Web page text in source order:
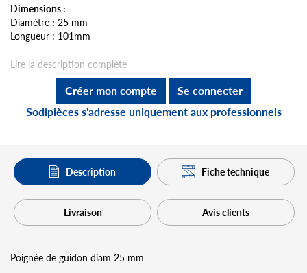
Dimensions :
Diamètre : 25 mm
Longueur : 101mm
Lire la description complète
Créer mon compte
Se connecter
Sodipièces s'adresse uniquement aux professionnels
Description Fiche technique
Livraison Avis clients
Poignée de guidon diam 25 mm